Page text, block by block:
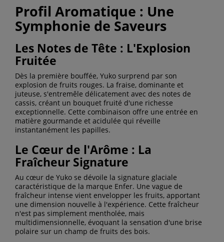
Profil Aromatique : Une
Symphonie de Saveurs
Les Notes de Tête : L'Explosion
Fruitée
Dès la première bouffée, Yuko surprend par son
explosion de fruits rouges. La fraise, dominante et
juteuse, s'entremêle délicatement avec des notes de
cassis, créant un bouquet fruité d'une richesse
exceptionnelle. Cette combinaison offre une entrée en
matière gourmande et acidulée qui réveille
instantanément les papilles.
Le Cœur de l'Arôme : La
Fraîcheur Signature
Au cœur de Yuko se dévoile la signature glaciale
caractéristique de la marque Enfer. Une vague de
fraîcheur intense vient envelopper les fruits, apportant
une dimension nouvelle à l'expérience. Cette fraîcheur
n'est pas simplement mentholée, mais
multidimensionnelle, évoquant la sensation d'une brise
polaire sur un champ de fruits des bois.